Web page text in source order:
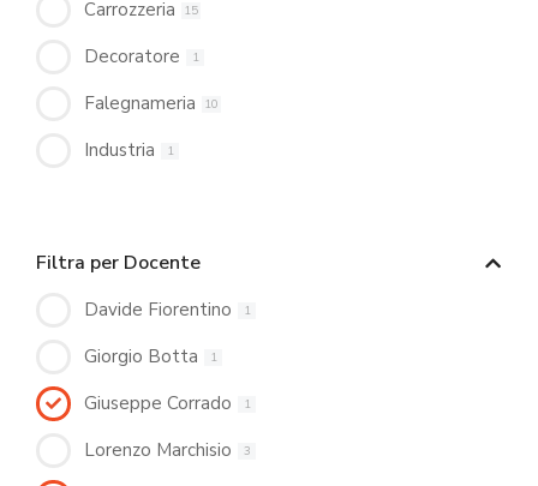
Carrozzeria 15
Decoratore 1
Falegnameria 10
Industria 1
Filtra per Docente
Davide Fiorentino 1
Giorgio Botta 1
Giuseppe Corrado 1
Lorenzo Marchisio 3